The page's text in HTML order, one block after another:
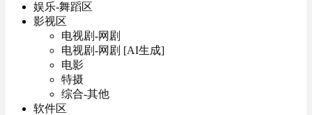
娱乐-舞蹈区
影视区
电视剧-网剧
电视剧-网剧 [AI生成]
电影
特摄
综合-其他
软件区